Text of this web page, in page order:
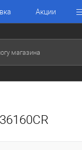
Акции